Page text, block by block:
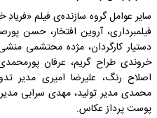
سایر عوامل گروه سازنده‌ی فیلم
فیلمبرداری، آروین افتخار، حسن
دستیار کارگردان، مژده محتشمی
خروندی طراح گریم، عرفان
اصلاح رنگ، علیرضا امیری مدیر
محمدی مدیر تولید، مهدی سرابی
پوست پرداز عکاس.